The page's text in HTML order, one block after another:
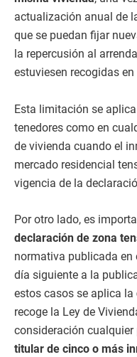
actualización anual de
que se puedan fijar
la repercusión al
estuviesen recogidas
Esta limitación se
tenedores como en
de vivienda cuando el
mercado residencial
vigencia de la
Por otro lado, es
declaración de zona
normativa publicada en
día siguiente a la
estos casos se aplica la
recoge la Ley de
consideración
titular de cinco o más